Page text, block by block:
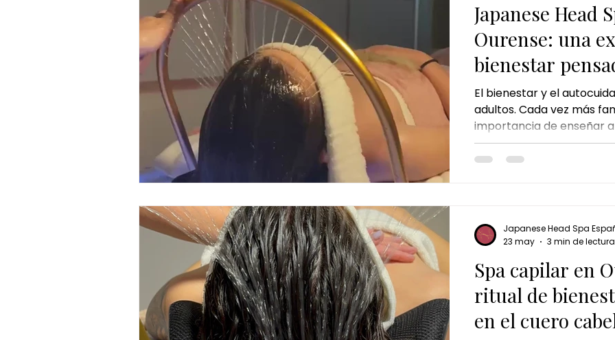
Japanese Head
Ourense: una
bienestar
pequeños
El bienestar y el
adultos. Cada vez más
importancia de enseñar
momentos de calma y
edades tempranas. El
necesidades. Un
cuidado capilar se
tranquila y agradable. En
Spa capilar en
ritual de
en el cuero
Japanese Head Spa
23 may
3 min de lectura